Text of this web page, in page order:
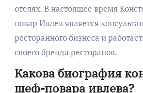
отелях. В настоящее время
повар Ивлев является
ресторанного бизнеса и
своего бренда ресторанов.
Какова биография
шеф-повара ивлева?